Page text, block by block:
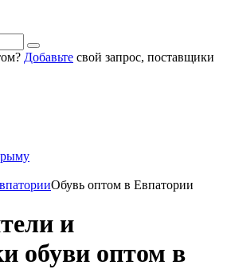
Добавьте свой запрос, поставщики
Обувь оптом в Евпатории
и
обуви оптом в